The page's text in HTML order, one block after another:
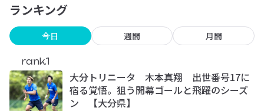
ランキング
今日 週間 月間
rank.1
大分トリニータ 木本真翔 出世番号17に
宿る覚悟。狙う開幕ゴールと飛躍のシーズ
ン 【大分県】